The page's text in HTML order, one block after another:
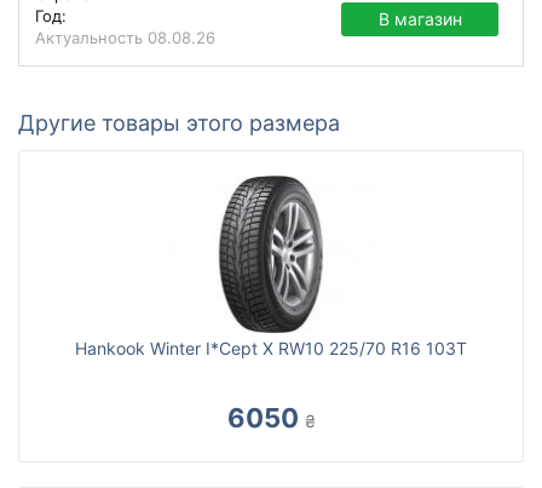
Год:
Актуальность 08.08.26
В магазин
Другие товары этого размера
Hankook Winter I*Cept X RW10 225/70 R16 103T
6050 ₴